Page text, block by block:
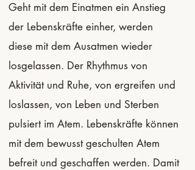
Geht mit dem Einatmen ein Anstieg
der Lebenskräfte einher, werden
diese mit dem Ausatmen wieder
losgelassen. Der Rhythmus von
Aktivität und Ruhe, von ergreifen und
loslassen, von Leben und Sterben
pulsiert im Atem. Lebenskräfte können
mit dem bewusst geschulten Atem
befreit und geschaffen werden. Damit